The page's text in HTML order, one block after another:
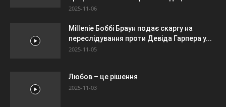
2025-11-06
Millenie Боббі Браун подає скаргу на
переслідування проти Девіда Гарпера у...
2025-11-05
Любов – це рішення
2025-11-03